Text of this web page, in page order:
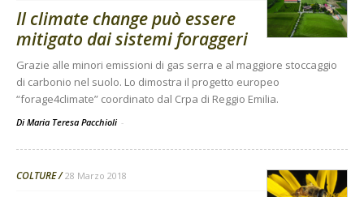
Il climate change può essere
mitigato dai sistemi foraggeri
Grazie alle minori emissioni di gas serra e al maggiore stoccaggio
di carbonio nel suolo. Lo dimostra il progetto europeo
“forage4climate” coordinato dal Crpa di Reggio Emilia.
Di Maria Teresa Pacchioli -
COLTURE 28 Marzo 2018